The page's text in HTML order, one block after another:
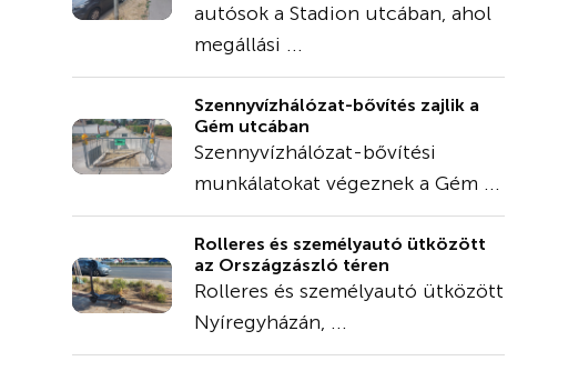
autósok a Stadion utcában, ahol
megállási ...
Szennyvízhálózat-bővítés zajlik a
Gém utcában
Szennyvízhálózat-bővítési
munkálatokat végeznek a Gém ...
Rolleres és személyautó ütközött
az Országzászló téren
Rolleres és személyautó ütközött
Nyíregyházán, ...